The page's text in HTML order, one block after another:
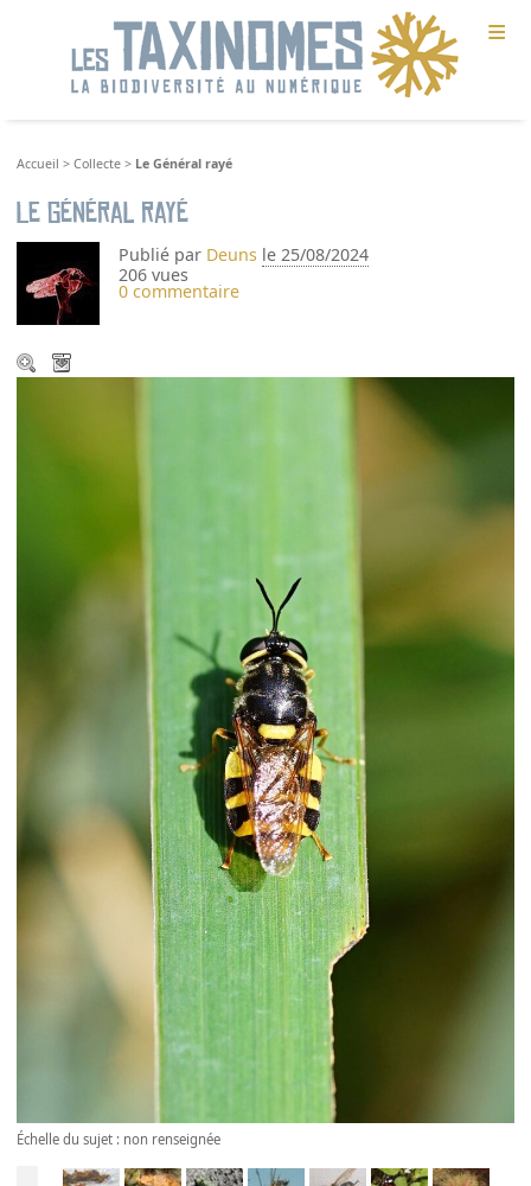
≡
Accueil >Collecte > Le Général rayé
Le Général rayé
Publié par Deuns le 25/08/2024
206 vues
0 commentaire
Échelle du sujet : non renseignée